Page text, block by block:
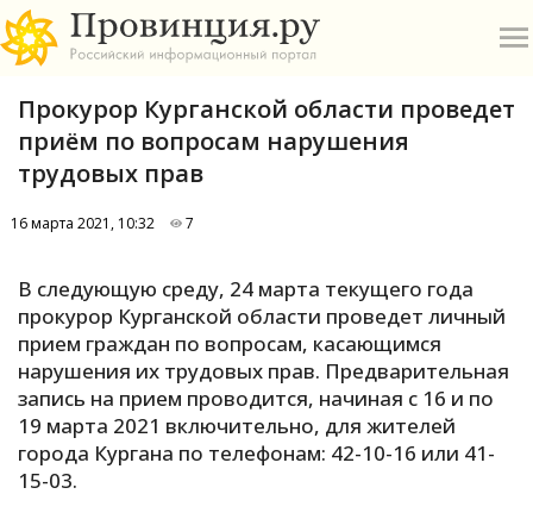
А
Б
В
П
Прокурор Курганской области проведет
приём по вопросам нарушения
трудовых прав
16 марта 2021, 10:32 7
В следующую среду, 24 марта текущего года
прокурор Курганской области проведет личный
прием граждан по вопросам, касающимся
нарушения их трудовых прав. Предварительная
запись на прием проводится, начиная с 16 и по
19 марта 2021 включительно, для жителей
города Кургана по телефонам: 42-10-16 или 41-
15-03.